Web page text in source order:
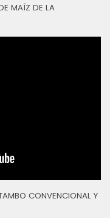
MAÍZ DE LA
CONVENCIONAL Y